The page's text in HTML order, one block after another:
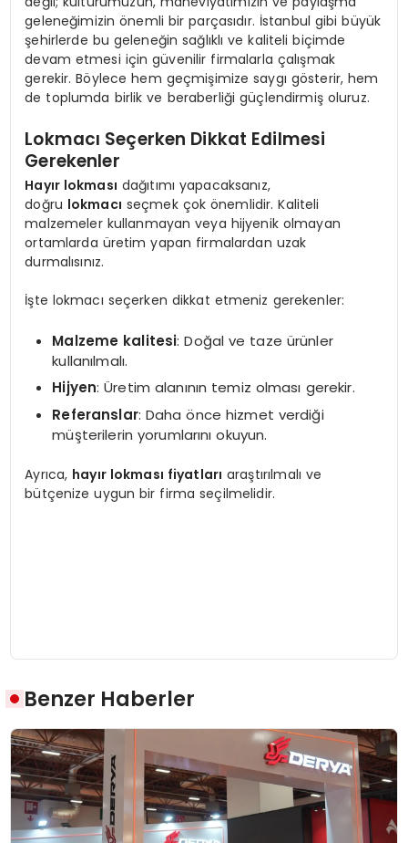
geleneğimizin önemli bir parçasıdır. İstanbul gibi büyük
şehirlerde bu geleneğin sağlıklı ve kaliteli biçimde
devam etmesi için güvenilir firmalarla çalışmak
gerekir. Böylece hem geçmişimize saygı gösterir, hem
de toplumda birlik ve beraberliği güçlendirmiş oluruz.
Lokmacı Seçerken Dikkat Edilmesi
Gerekenler
Hayır lokması dağıtımı yapacaksanız,
doğru lokmacı seçmek çok önemlidir. Kaliteli
malzemeler kullanmayan veya hijyenik olmayan
ortamlarda üretim yapan firmalardan uzak
durmalısınız.
İşte lokmacı seçerken dikkat etmeniz gerekenler:
Malzeme kalitesi: Doğal ve taze ürünler
kullanılmalı.
Hijyen: Üretim alanının temiz olması gerekir.
Referanslar: Daha önce hizmet verdiği
müşterilerin yorumlarını okuyun.
Ayrıca, hayır lokması fiyatları araştırılmalı ve
bütçenize uygun bir firma seçilmelidir.
Benzer Haberler